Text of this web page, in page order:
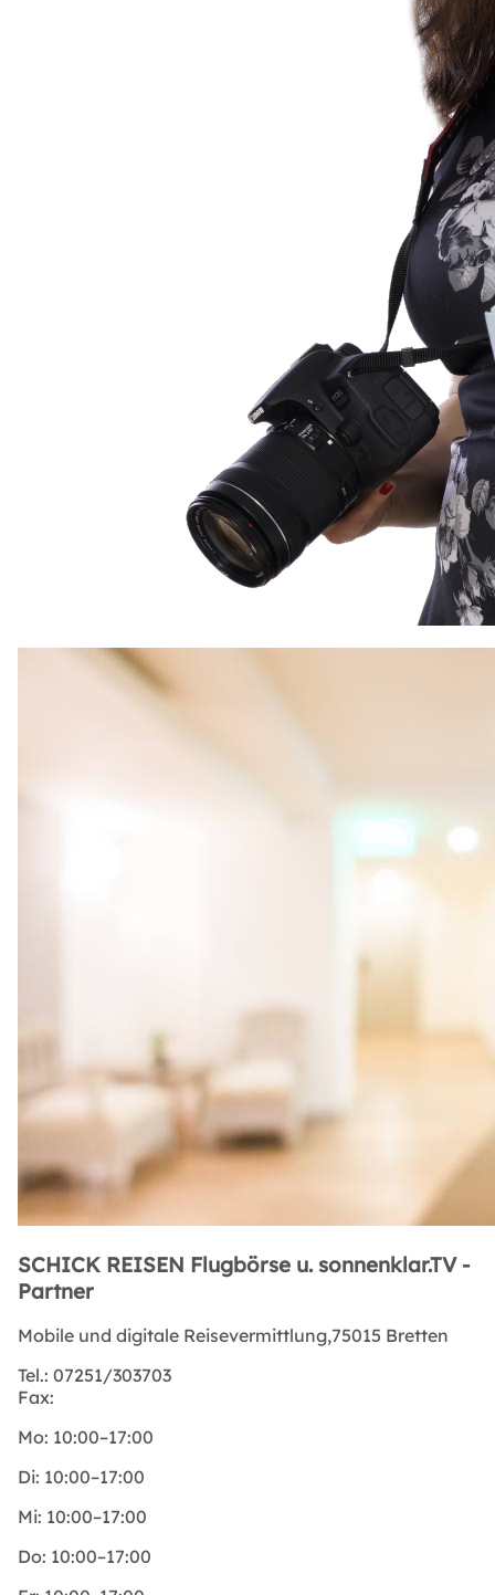
SCHICK REISEN Flugbörse u. sonnenklar.TV -
Partner
Mobile und digitale Reisevermittlung,75015 Bretten
Tel.: 07251/303703
Fax:
Mo: 10:00–17:00
Di: 10:00–17:00
Mi: 10:00–17:00
Do: 10:00–17:00